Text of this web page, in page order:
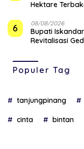
Hektare
6 08/08/2026
Bupati
Revitalisasi
Populer Tag
tanjungpinang
cinta bintan